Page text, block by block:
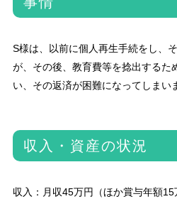
S様は、以前に個人再生手続をし、
が、その後、教育費等を捻出するた
い、その返済が困難になってしまい
収入・資産の状況
収入：月収45万円（ほか賞与年額15